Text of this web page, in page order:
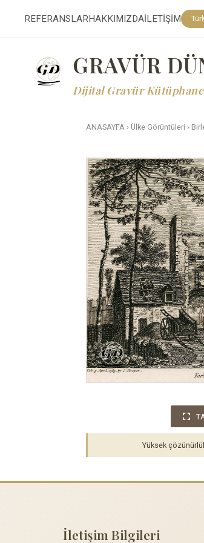
REFERANSLARHAKKIMIZDAİLETİŞİM
GRAVÜR
Dijital Gravür
ANASAYFA › Ülke Görüntüleri ›
Yüksek
İletişim Bilgileri